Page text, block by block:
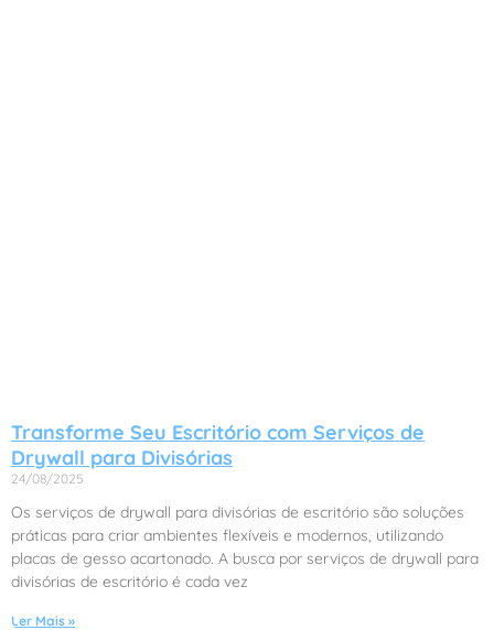
Transforme Seu Escritório com Serviços de
Drywall para Divisórias
24/08/2025
Os serviços de drywall para divisórias de escritório são soluções
práticas para criar ambientes flexíveis e modernos, utilizando
placas de gesso acartonado. A busca por serviços de drywall para
divisórias de escritório é cada vez
Ler Mais »